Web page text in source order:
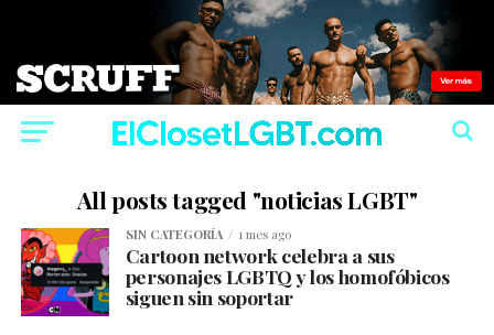
All posts tagged "noticias LGBT"
SIN CATEGORÍA 1 mes ago
Cartoon network celebra a sus
personajes LGBTQ y los homofóbicos
siguen sin soportar